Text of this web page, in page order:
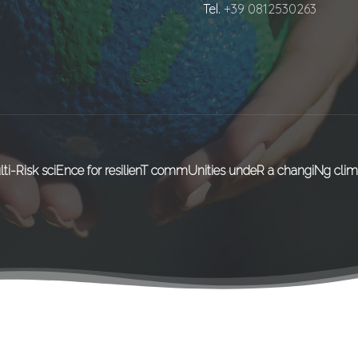
Tel.+39 0812530263
Risk sciEnce for resilienT commUnities undeR a changiNg